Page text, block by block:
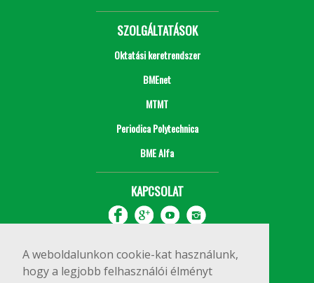
A weboldalunkon cookie-kat használunk,
hogy a legjobb felhasználói élményt
SZOLGÁLTATÁSOK
Oktatási keretrendszer
BMEnet
MTMT
Periodica Polytechnica
BME Alfa
KAPCSOLAT